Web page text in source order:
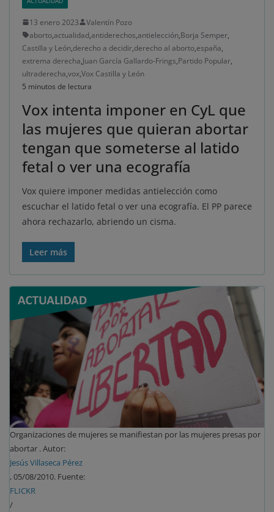
13 enero 2023
Valentín Pozo
aborto,actualidad,antiderechos,antielección,Borja Semper,
Castilla y León,derecho a decidir,derecho al aborto,españa,
extrema derecha,Juan García Gallardo-Frings,Partido Popular,
ultraderecha,vox,Vox Castilla y León
5 minutos de lectura
Vox intenta imponer en CyL que
las mujeres que quieran abortar
tengan que someterse al latido
fetal o ver una ecografía
Vox quiere imponer medidas antielección como
escuchar el latido fetal o ver una ecografía. El PP parece
ahora rechazarlo, abriendo un cisma.
Leer más
Organizaciones de mujeres se manifiestan por las mujeres presas por
abortar . Autor:
Jesús Villaseca Pérez
, 05/08/2010. Fuente:
FLICKR
/